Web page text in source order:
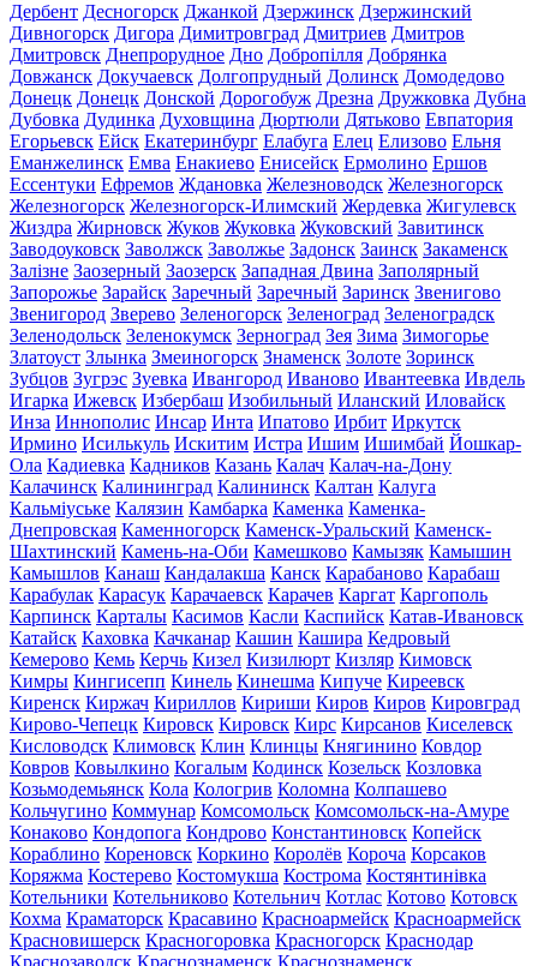
Дербент Десногорск Джанкой Дзержинск Дзержинский
Дивногорск Дигора Димитровград Дмитриев Дмитров
Дмитровск Днепрорудное Дно Добропілля Добрянка
Довжанск Докучаевск Долгопрудный Долинск Домодедово
Донецк Донецк Донской Дорогобуж Дрезна Дружковка Дубна
Дубовка Дудинка Духовщина Дюртюли Дятьково Евпатория
Егорьевск Ейск Екатеринбург Елабуга Елец Елизово Ельня
Еманжелинск Емва Енакиево Енисейск Ермолино Ершов
Ессентуки Ефремов Ждановка Железноводск Железногорск
Железногорск Железногорск-Илимский Жердевка Жигулевск
Жиздра Жирновск Жуков Жуковка Жуковский Завитинск
Заводоуковск Заволжск Заволжье Задонск Заинск Закаменск
Залізне Заозерный Заозерск Западная Двина Заполярный
Запорожье Зарайск Заречный Заречный Заринск Звенигово
Звенигород Зверево Зеленогорск Зеленоград Зеленоградск
Зеленодольск Зеленокумск Зерноград Зея Зима Зимогорье
Златоуст Злынка Змеиногорск Знаменск Золоте Зоринск
Зубцов Зугрэс Зуевка Ивангород Иваново Ивантеевка Ивдель
Игарка Ижевск Избербаш Изобильный Иланский Иловайск
Инза Иннополис Инсар Инта Ипатово Ирбит Иркутск
Ирмино Исилькуль Искитим Истра Ишим Ишимбай Йошкар-
Ола Кадиевка Кадников Казань Калач Калач-на-Дону
Калачинск Калининград Калининск Калтан Калуга
Кальміуське Калязин Камбарка Каменка Каменка-
Днепровская Каменногорск Каменск-Уральский Каменск-
Шахтинский Камень-на-Оби Камешково Камызяк Камышин
Камышлов Канаш Кандалакша Канск Карабаново Карабаш
Карабулак Карасук Карачаевск Карачев Каргат Каргополь
Карпинск Карталы Касимов Касли Каспийск Катав-Ивановск
Катайск Каховка Качканар Кашин Кашира Кедровый
Кемерово Кемь Керчь Кизел Кизилюрт Кизляр Кимовск
Кимры Кингисепп Кинель Кинешма Кипуче Киреевск
Киренск Киржач Кириллов Кириши Киров Киров Кировград
Кирово-Чепецк Кировск Кировск Кирс Кирсанов Киселевск
Кисловодск Климовск Клин Клинцы Княгинино Ковдор
Ковров Ковылкино Когалым Кодинск Козельск Козловка
Козьмодемьянск Кола Кологрив Коломна Колпашево
Кольчугино Коммунар Комсомольск Комсомольск-на-Амуре
Конаково Кондопога Кондрово Константиновск Копейск
Кораблино Кореновск Коркино Королёв Короча Корсаков
Коряжма Костерево Костомукша Кострома Костянтинівка
Котельники Котельниково Котельнич Котлас Котово Котовск
Кохма Краматорск Красавино Красноармейск Красноармейск
Красновишерск Красногоровка Красногорск Краснодар
Краснозаводск Краснознаменск Краснознаменск